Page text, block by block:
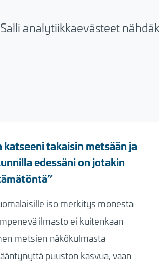
Salli analytiikkaevästeet
takaisin metsään ja
edessäni on jotakin
iso merkitys monesta
ilmasto ei kuitenkaan
metsien näkökulmasta
puuston kasvua, vaan